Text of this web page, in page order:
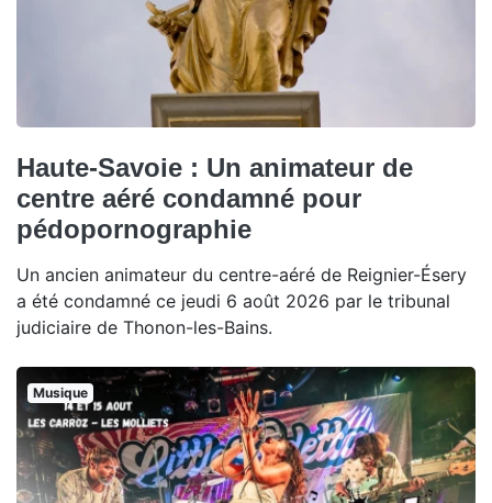
Haute-Savoie : Un animateur de
centre aéré condamné pour
pédopornographie
Un ancien animateur du centre-aéré de Reignier-Ésery
a été condamné ce jeudi 6 août 2026 par le tribunal
judiciaire de Thonon-les-Bains.
Musique